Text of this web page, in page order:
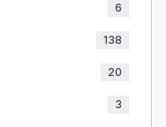
6
138
20
3